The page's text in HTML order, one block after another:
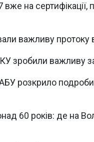
вже на
важливу протоку в
зробили важливу
розкрило
60 років: де на